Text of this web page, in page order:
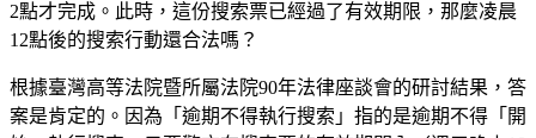
2點才完成。此時，這份搜索票已經過了有效期限，那麼凌晨
12點後的搜索行動還合法嗎？
根據臺灣高等法院暨所屬法院90年法律座談會的研討結果，答
案是肯定的。因為「逾期不得執行搜索」指的是逾期不得「開